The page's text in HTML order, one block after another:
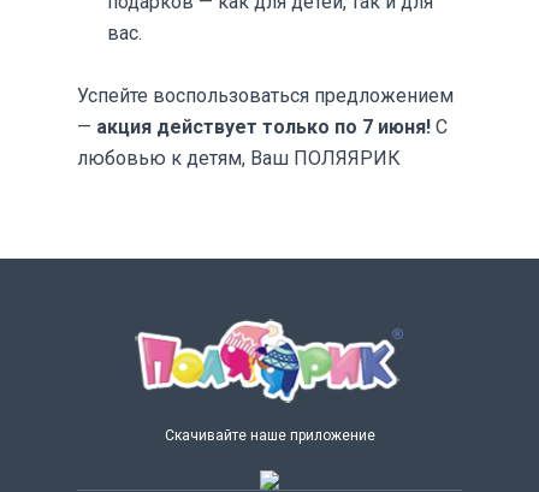
вас.
Успейте воспользоваться предложением
— акция действует только по 7 июня! С
любовью к детям, Ваш ПОЛЯЯРИК
Скачивайте наше приложение